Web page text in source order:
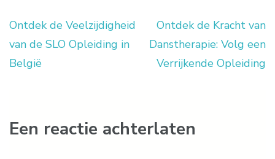
Berichtnavigatie
Ontdek de Veelzijdigheid
van de SLO Opleiding in
België
Ontdek de Kracht van
Danstherapie: Volg een
Verrijkende Opleiding
Een reactie achterlaten